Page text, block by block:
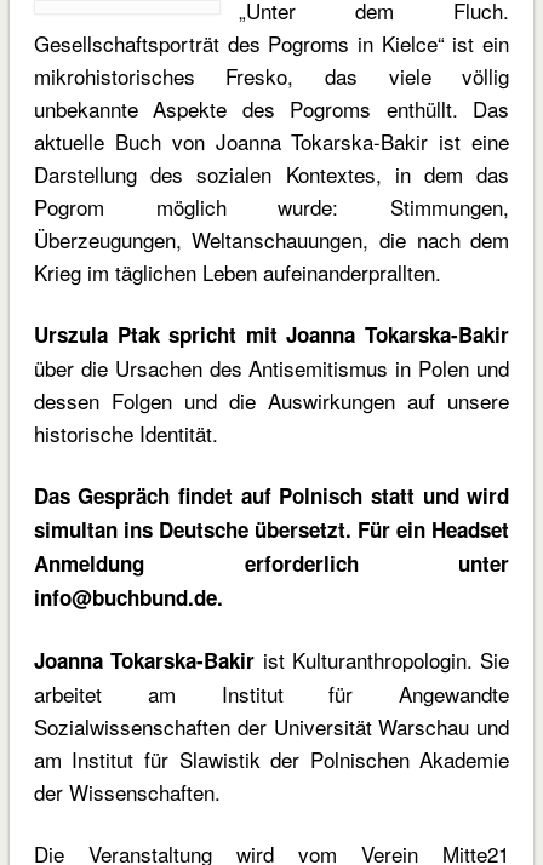
„Unter dem Fluch.
Gesellschaftsporträt des Pogroms in Kielce“ ist ein
mikrohistorisches Fresko, das viele völlig
unbekannte Aspekte des Pogroms enthüllt. Das
aktuelle Buch von Joanna Tokarska-Bakir ist eine
Darstellung des sozialen Kontextes, in dem das
Pogrom möglich wurde: Stimmungen,
Überzeugungen, Weltanschauungen, die nach dem
Krieg im täglichen Leben aufeinanderprallten.
Urszula Ptak spricht mit Joanna Tokarska-Bakir
über die Ursachen des Antisemitismus in Polen und
dessen Folgen und die Auswirkungen auf unsere
historische Identität.
Das Gespräch findet auf Polnisch statt und wird
simultan ins Deutsche übersetzt. Für ein Headset
Anmeldung erforderlich unter
info@buchbund.de.
Joanna Tokarska-Bakir ist Kulturanthropologin. Sie
arbeitet am Institut für Angewandte
Sozialwissenschaften der Universität Warschau und
am Institut für Slawistik der Polnischen Akademie
der Wissenschaften.
Die Veranstaltung wird vom Verein Mitte21